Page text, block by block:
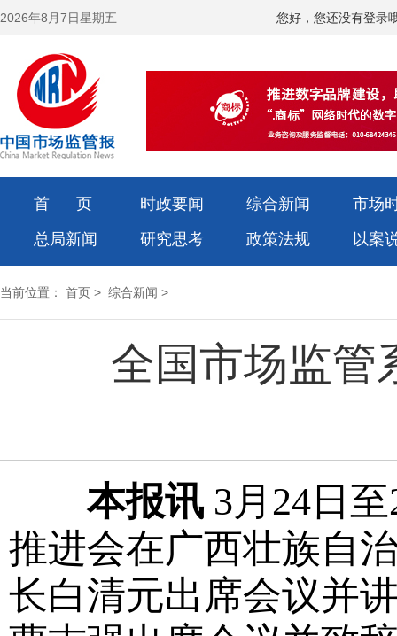
2026年8月7日星期五 您好，您还没有登录
首 页 时政要闻 综合新闻
市场
总局新闻
研究思考 政策法规 以案
当前位置： 首页 > 综合新闻 >
全国市场监管
本报讯 3月24日
推进会在广西壮族自
长白清元出席会议并